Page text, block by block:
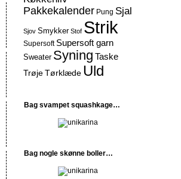
Pakkekalender Pung Sjal
Sjov Smykker Stof Strik
Supersoft Supersoft garn
Sweater Syning Taske
TrøjeTørklæde Uld
Bag svampet squashkage…
Bag nogle skønne boller…